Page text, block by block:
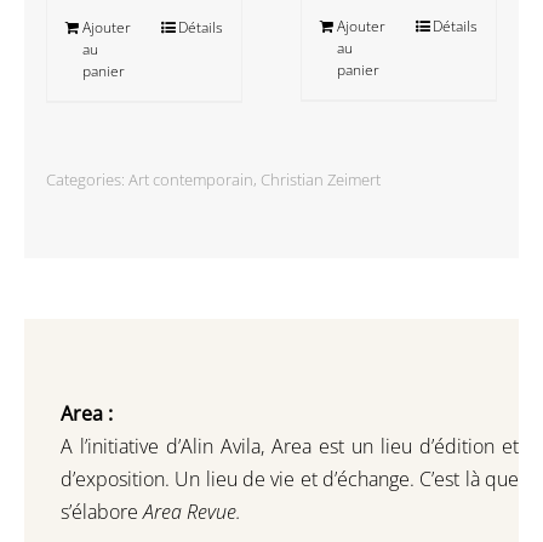
Ajouter
au
panier
Détails
Ajouter
au
panier
Détails
Categories: Art contemporain, Christian Zeimert
Area :
A l’initiative d’Alin Avila, Area est un lieu d’édition et
d’exposition. Un lieu de vie et d’échange. C’est là que
s’élaboreArea Revue.